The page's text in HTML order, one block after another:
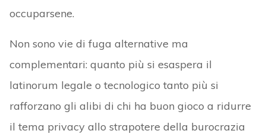
occuparsene.
Non sono vie di fuga alternative ma
complementari: quanto più si esaspera il
latinorum legale o tecnologico tanto più si
rafforzano gli alibi di chi ha buon gioco a ridurre
il tema privacy allo strapotere della burocrazia